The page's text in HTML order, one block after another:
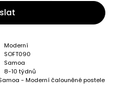
Moderní
SOFT090
Samoa
8-10 týdnů
- Moderní čalouněné postele